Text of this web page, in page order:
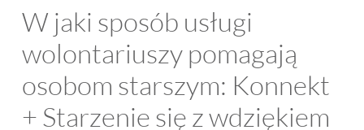
W jaki sposób usługi
wolontariuszy pomagają
osobom starszym: Konnekt
+ Starzenie się z wdziękiem